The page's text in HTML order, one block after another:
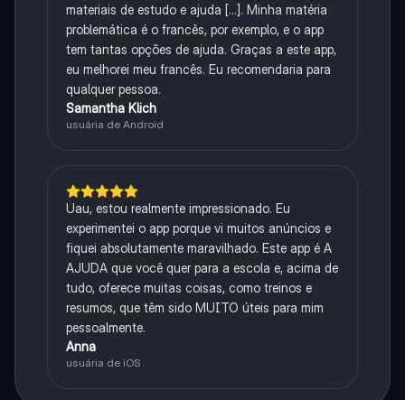
materiais de estudo e ajuda [...]. Minha matéria
problemática é o francês, por exemplo, e o app
tem tantas opções de ajuda. Graças a este app,
eu melhorei meu francês. Eu recomendaria para
qualquer pessoa.
Samantha Klich
usuária de Android
Uau, estou realmente impressionado. Eu
experimentei o app porque vi muitos anúncios e
fiquei absolutamente maravilhado. Este app é A
AJUDA que você quer para a escola e, acima de
tudo, oferece muitas coisas, como treinos e
resumos, que têm sido MUITO úteis para mim
pessoalmente.
Anna
usuária de iOS